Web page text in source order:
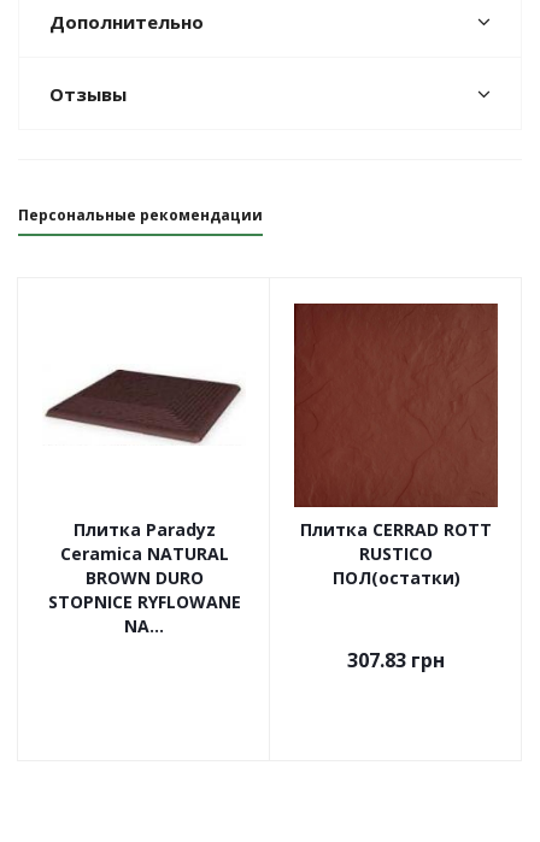
Дополнительно
Отзывы
Персональные рекомендации
Плитка Paradyz
Ceramica NATURAL
BROWN DURO
STOPNICE RYFLOWANE
NA...
Плитка CERRAD ROTT
RUSTICO
ПОЛ(остатки)
307.83 грн